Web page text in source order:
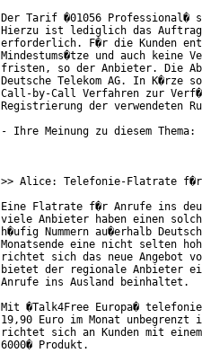
Der Tarif �01056
Hierzu ist lediglich das
erforderlich. F�r die Kunden
Mindestums�tze und auch keine
fristen, so der Anbieter. Die
Deutsche Telekom AG. In K�rze
Call-by-Call Verfahren zur
Registrierung der verwendeten
- Ihre Meinung zu diesem Thema:
>> Alice: Telefonie-Flatrate f�r
Eine Flatrate f�r Anrufe ins
viele Anbieter haben einen
h�ufig Nummern au�erhalb
Monatsende eine nicht selten
richtet sich das neue Angebot
bietet der regionale Anbieter
Anrufe ins Ausland beinhaltet.
Mit �Talk4Free Europa�
19,90 Euro im Monat unbegrenzt
richtet sich an Kunden mit
6000� Produkt.